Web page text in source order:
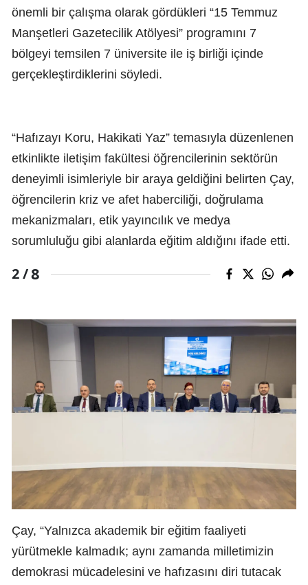
önemli bir çalışma olarak gördükleri “15 Temmuz
Manşetleri Gazetecilik Atölyesi” programını 7
bölgeyi temsilen 7 üniversite ile iş birliği içinde
gerçekleştirdiklerini söyledi.
“Hafızayı Koru, Hakikati Yaz” temasıyla düzenlenen
etkinlikte iletişim fakültesi öğrencilerinin sektörün
deneyimli isimleriyle bir araya geldiğini belirten Çay,
öğrencilerin kriz ve afet haberciliği, doğrulama
mekanizmaları, etik yayıncılık ve medya
sorumluluğu gibi alanlarda eğitim aldığını ifade etti.
2 /8
Çay, “Yalnızca akademik bir eğitim faaliyeti
yürütmekle kalmadık; aynı zamanda milletimizin
demokrasi mücadelesini ve hafızasını diri tutacak